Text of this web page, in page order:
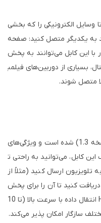
وسایل الکترونیکی را که بخشی
به یکدیگر متصل کنید: صفحه
با این کابل می‌توانند به پخش
بسیاری از دوربین‌های فیلمب
متصل شوند.
سال 2009 (جانشین نسخه 1.3) شده است و ویژگی‌های
کابل، می‌توانید به راحتی ت
تلویزیون ارسال کنید (مثلاً از
کنید تا آن را برای پخش
انتقال داده با سرعت بالا (تا 10